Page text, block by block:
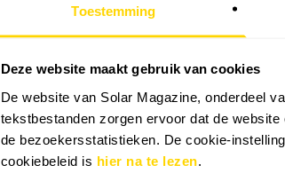
Toestemming
Deze website maakt gebruik van cookies
De website van Solar Magazine, onderdeel
tekstbestanden zorgen ervoor dat de
de bezoekersstatistieken. De cookie-
cookiebeleid is hier na te lezen.
2026
Webinar: Toekomstige
batterijgedrag in 2035 te
2026
Sunergy Academy | SlimmeRik